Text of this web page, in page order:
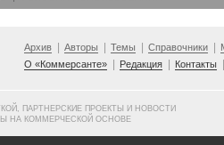
Архив Авторы Темы Справочники
О «Коммерсанте»
Редакция Контакты
ПАРТНЕРСКИЕ ПРОЕКТЫ И НОВОСТИ
НА КОММЕРЧЕСКОЙ ОСНОВЕ